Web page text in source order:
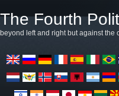
The Fourth
beyond left and right but against the